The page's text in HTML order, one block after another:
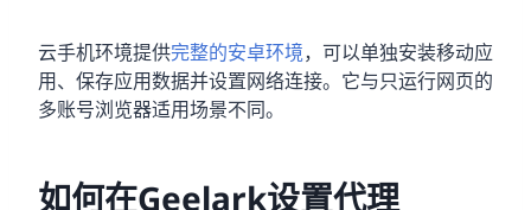
云手机环境提供完整的安卓环境，可以单独安装移动应
用、保存应用数据并设置网络连接。它与只运行网页的
多账号浏览器适用场景不同。
如何在Geelark设置代理